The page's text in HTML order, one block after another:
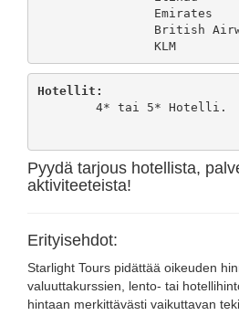
		KLM
Hotellit:
	4* tai 5* Hotelli.
Pyydä tarjous hotellista,
aktiviteeteista!
Erityisehdot:
Starlight Tours pidättää oikeuden
valuuttakurssien, lento- tai
hintaan merkittävästi vaikuttavan